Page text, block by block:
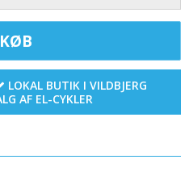
KØB
LOKAL BUTIK I VILDBJERG
AF EL-CYKLER